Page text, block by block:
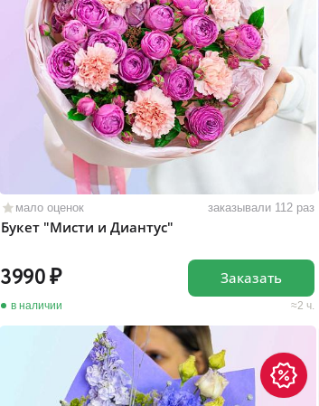
мало оценок заказывали 112 раз
Букет "Мисти и Диантус"
3990
в наличии 2 ч.
Заказать